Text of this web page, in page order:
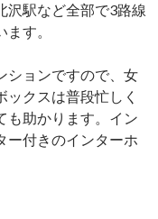
沢駅など全部で3路線
す。
ションですので、女
クスは普段忙しく
も助かります。イン
ー付きのインターホ